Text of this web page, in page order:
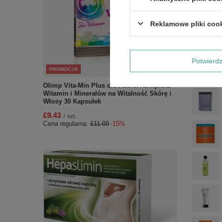
PROMOCJA
Olimp Vita-Min Plus dla Kobiet Kompleks
Witamin i Minerałów na Witalność Skórę i
Włosy 30 Kapsułek
£9.43 / szt.
Cena regularna: £11.09 -15%
Reklamowe pliki